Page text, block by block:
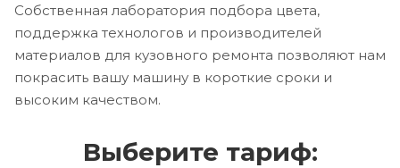
Собственная лаборатория подбора цвета,
поддержка технологов и производителей
материалов для кузовного ремонта позволяют нам
покрасить вашу машину в короткие сроки и
высоким качеством.
Выберите тариф: